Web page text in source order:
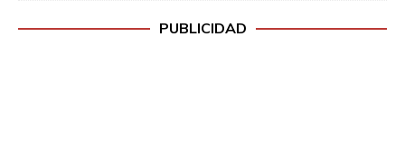
PUBLICIDAD